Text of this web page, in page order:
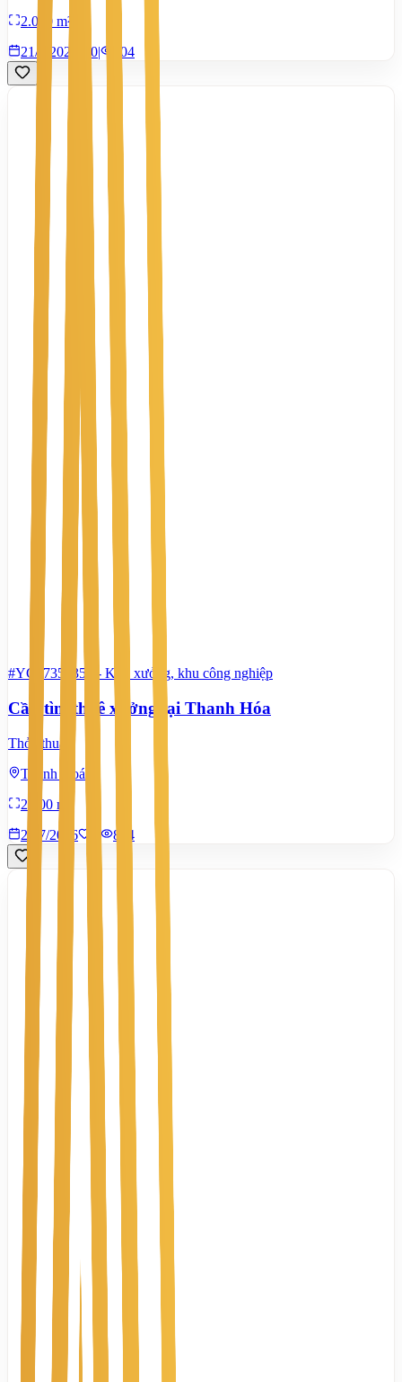
2.000 m²
21/7/2026
0| 904
#YC67355352 - Kho xưởng, khu công nghiệp
Cần tìm thuê xưởng tại Thanh Hóa
Thỏa thuận
Thanh Hoá
2.000 m²
21/7/2026
894